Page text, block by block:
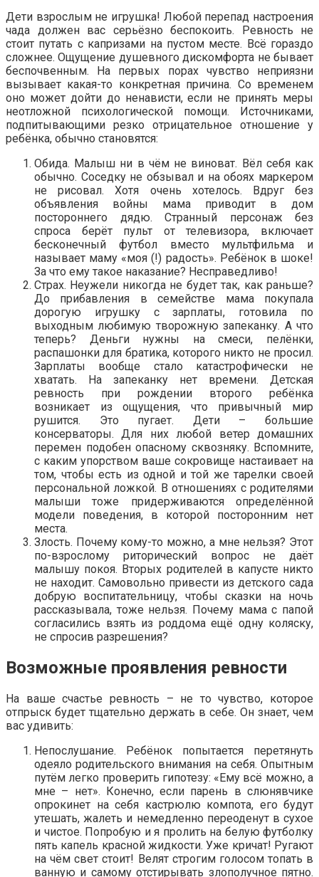
Дети взрослым не игрушка! Любой перепад настроения
чада должен вас серьёзно беспокоить. Ревность не
стоит путать с капризами на пустом месте. Всё гораздо
сложнее. Ощущение душевного дискомфорта не бывает
беспочвенным. На первых порах чувство неприязни
вызывает какая-то конкретная причина. Со временем
оно может дойти до ненависти, если не принять меры
неотложной психологической помощи. Источниками,
подпитывающими резко отрицательное отношение у
ребёнка, обычно становятся:
Обида. Малыш ни в чём не виноват. Вёл себя как
обычно. Соседку не обзывал и на обоях маркером
не рисовал. Хотя очень хотелось. Вдруг без
объявления войны мама приводит в дом
постороннего дядю. Странный персонаж без
спроса берёт пульт от телевизора, включает
бесконечный футбол вместо мультфильма и
называет маму «моя (!) радость». Ребёнок в шоке!
За что ему такое наказание? Несправедливо!
Страх. Неужели никогда не будет так, как раньше?
До прибавления в семействе мама покупала
дорогую игрушку с зарплаты, готовила по
выходным любимую творожную запеканку. А что
теперь? Деньги нужны на смеси, пелёнки,
распашонки для братика, которого никто не просил.
Зарплаты вообще стало катастрофически не
хватать. На запеканку нет времени. Детская
ревность при рождении второго ребёнка
возникает из ощущения, что привычный мир
рушится. Это пугает. Дети – большие
консерваторы. Для них любой ветер домашних
перемен подобен опасному сквозняку. Вспомните,
с каким упорством ваше сокровище настаивает на
том, чтобы есть из одной и той же тарелки своей
персональной ложкой. В отношениях с родителями
малыши тоже придерживаются определённой
модели поведения, в которой посторонним нет
места.
Злость. Почему кому-то можно, а мне нельзя? Этот
по-взрослому риторический вопрос не даёт
малышу покоя. Вторых родителей в капусте никто
не находит. Самовольно привести из детского сада
добрую воспитательницу, чтобы сказки на ночь
рассказывала, тоже нельзя. Почему мама с папой
согласились взять из роддома ещё одну коляску,
не спросив разрешения?
Возможные проявления ревности
На ваше счастье ревность – не то чувство, которое
отпрыск будет тщательно держать в себе. Он знает, чем
вас удивить:
Непослушание. Ребёнок попытается перетянуть
одеяло родительского внимания на себя. Опытным
путём легко проверить гипотезу: «Ему всё можно, а
мне – нет». Конечно, если парень в слюнявчике
опрокинет на себя кастрюлю компота, его будут
утешать, жалеть и немедленно переоденут в сухое
и чистое. Попробую и я пролить на белую футболку
пять капель красной жидкости. Уже кричат! Ругают
на чём свет стоит! Велят строгим голосом топать в
ванную и самому отстирывать злополучное пятно.